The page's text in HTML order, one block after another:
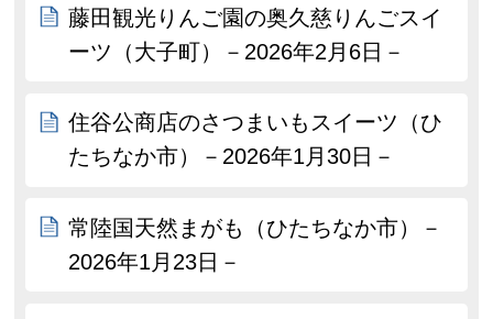
藤田観光りんご園の奥久慈りんごスイ
ーツ（大子町）－2026年2月6日－
住谷公商店のさつまいもスイーツ（ひ
たちなか市）－2026年1月30日－
常陸国天然まがも（ひたちなか市）－
2026年1月23日－